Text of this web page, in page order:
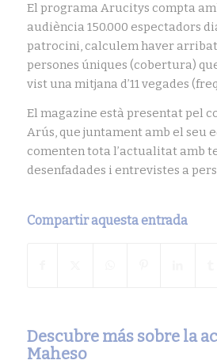
El programa Arucitys compta
audiència 150.000 espectadors
patrocini, calculem haver arribat
persones úniques (cobertura)
vist una mitjana d’11 vegades
El magazine està presentat pel
Arús, que juntament amb el seu
comenten tota l’actualitat amb
desenfadades i entrevistes a
Compartir aquesta entrada
Descubre más sobre la
Maheso